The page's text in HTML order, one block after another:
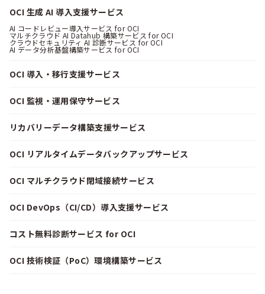
OCI 生成 AI 導入支援サービス
AI コードレビュー導入サービス for OCI
マルチクラウド AI Datahub 構築サービス for OCI
クラウドセキュリティ AI 診断サービス for OCI
AI データ分析基盤構築サービス for OCI
OCI 導入・移行支援サービス
OCI 監視・運用保守サービス
リカバリーデータ構築支援サービス
OCI リアルタイムデータバックアップサービス
OCI マルチクラウド閉域接続サービス
OCI DevOps（CI/CD）導入支援サービス
コスト無料診断サービス for OCI
OCI 技術検証（PoC）環境構築サービス